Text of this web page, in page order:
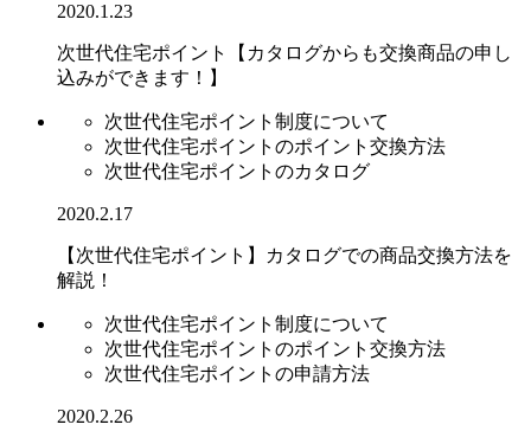
2020.1.23
次世代住宅ポイント【カタログからも交換商品の申し
込みができます！】
次世代住宅ポイント制度について
次世代住宅ポイントのポイント交換方法
次世代住宅ポイントのカタログ
2020.2.17
【次世代住宅ポイント】カタログでの商品交換方法を
解説！
次世代住宅ポイント制度について
次世代住宅ポイントのポイント交換方法
次世代住宅ポイントの申請方法
2020.2.26